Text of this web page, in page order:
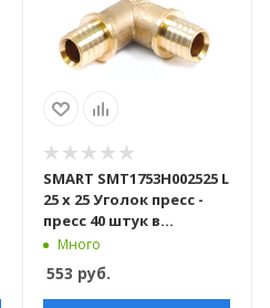
SMART SMT1753H002525 L
25 x 25 Уголок пресс -
пресс 40 штук в
упаковке
Много
553 руб.